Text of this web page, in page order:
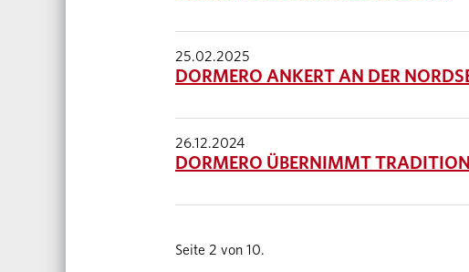
25.02.2025
DORMERO ANKERT AN DER
26.12.2024
DORMERO ÜBERNIMMT
Seite 2 von 10.